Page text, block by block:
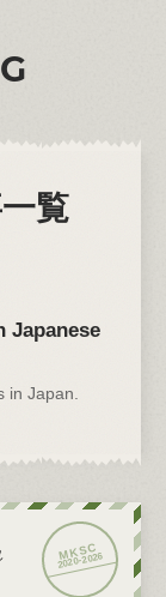
覧
Japanese
in Japan.
2020-2026